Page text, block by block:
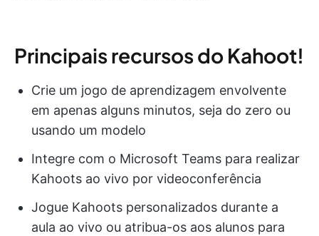
Principais recursos do Kahoot!
Crie um jogo de aprendizagem envolvente
em apenas alguns minutos, seja do zero ou
usando um modelo
Integre com o Microsoft Teams para realizar
Kahoots ao vivo por videoconferência
Jogue Kahoots personalizados durante a
aula ao vivo ou atribua-os aos alunos para